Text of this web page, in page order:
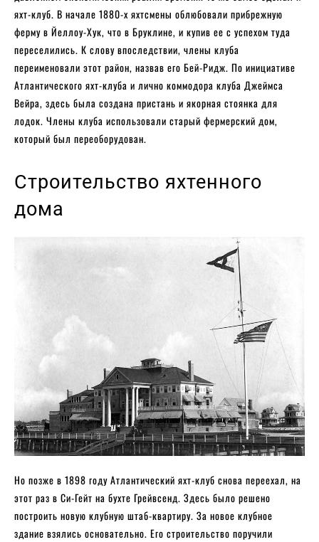
яхт-клуб. В начале 1880-х яхтсмены облюбовали прибрежную
ферму в Йеллоу-Хук, что в Бруклине, и купив ее с успехом туда
переселились. К слову впоследствии, члены клуба
переименовали этот район, назвав его Бей-Ридж. По инициативе
Атлантического яхт-клуба и лично коммодора клуба Джеймса
Вейра, здесь была создана пристань и якорная стоянка для
лодок. Члены клуба использовали старый фермерский дом,
который был переоборудован.
Строительство яхтенного
дома
Но позже в 1898 году Атлантический яхт-клуб снова переехал, на
этот раз в Си-Гейт на бухте Грейвсенд. Здесь было решено
построить новую клубную штаб-квартиру. За новое клубное
здание взялись основательно. Его строительство поручили